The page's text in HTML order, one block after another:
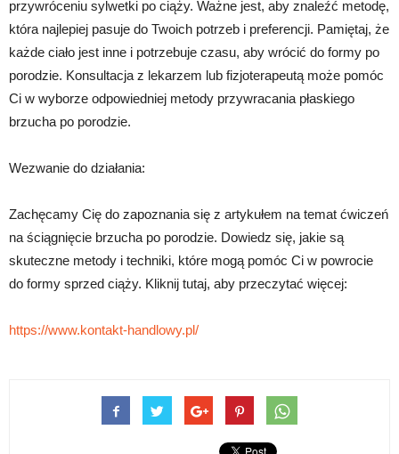
przywróceniu sylwetki po ciąży. Ważne jest, aby znaleźć metodę,
która najlepiej pasuje do Twoich potrzeb i preferencji. Pamiętaj, że
każde ciało jest inne i potrzebuje czasu, aby wrócić do formy po
porodzie. Konsultacja z lekarzem lub fizjoterapeutą może pomóc
Ci w wyborze odpowiedniej metody przywracania płaskiego
brzucha po porodzie.
Wezwanie do działania:
Zachęcamy Cię do zapoznania się z artykułem na temat ćwiczeń
na ściągnięcie brzucha po porodzie. Dowiedz się, jakie są
skuteczne metody i techniki, które mogą pomóc Ci w powrocie
do formy sprzed ciąży. Kliknij tutaj, aby przeczytać więcej:
https://www.kontakt-handlowy.pl/